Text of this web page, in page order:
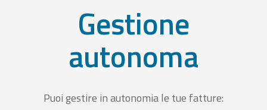
Gestione
autonoma
Puoi gestire in autonomia le tue fatture: